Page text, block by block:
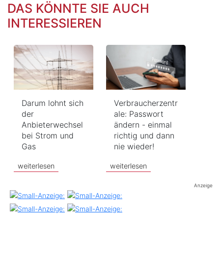
DAS KÖNNTE SIE AUCH
INTERESSIEREN
Darum lohnt sich
der
Anbieterwechsel
bei Strom und
Gas
weiterlesen
Verbraucherzentr
ale: Passwort
ändern - einmal
richtig und dann
nie wieder!
weiterlesen
Anzeige